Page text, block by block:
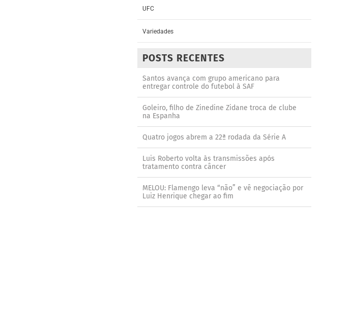
UFC
Variedades
POSTS RECENTES
Santos avança com grupo americano para
entregar controle do futebol à SAF
Goleiro, filho de Zinedine Zidane troca de clube
na Espanha
Quatro jogos abrem a 22ª rodada da Série A
Luis Roberto volta às transmissões após
tratamento contra câncer
MELOU: Flamengo leva “não” e vê negociação por
Luiz Henrique chegar ao fim